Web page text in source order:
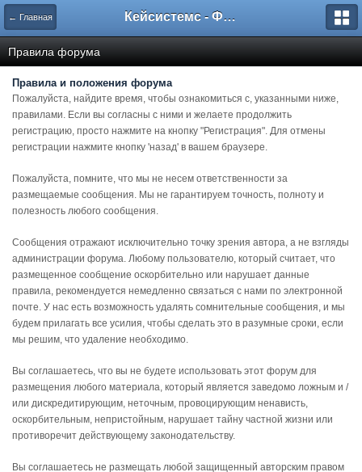
← Главная Кейсистемс - Форумы
Правила форума
Правила и положения форума
Пожалуйста, найдите время, чтобы ознакомиться с, указанными ниже,
правилами. Если вы согласны с ними и желаете продолжить
регистрацию, просто нажмите на кнопку "Регистрация". Для отмены
регистрации нажмите кнопку 'назад' в вашем браузере.
Пожалуйста, помните, что мы не несем ответственности за
размещаемые сообщения. Мы не гарантируем точность, полноту и
полезность любого сообщения.
Сообщения отражают исключительно точку зрения автора, а не взгляды
администрации форума. Любому пользователю, который считает, что
размещенное сообщение оскорбительно или нарушает данные
правила, рекомендуется немедленно связаться с нами по электронной
почте. У нас есть возможность удалять сомнительные сообщения, и мы
будем прилагать все усилия, чтобы сделать это в разумные сроки, если
мы решим, что удаление необходимо.
Вы соглашаетесь, что вы не будете использовать этот форум для
размещения любого материала, который является заведомо ложным и /
или дискредитирующим, неточным, провоцирующим ненависть,
оскорбительным, непристойным, нарушает тайну частной жизни или
противоречит действующему законодательству.
Вы соглашаетесь не размещать любой защищенный авторским правом